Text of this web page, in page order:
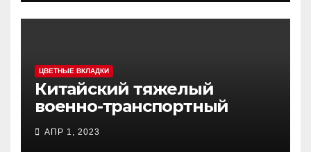
ЦВЕТНЫЕ ВКЛАДКИ
Китайский тяжелый
военно-транспортный
самолет (BTC) Y-20
(«ЮНЬ-20») «Куньпин»
АПР 1, 2023